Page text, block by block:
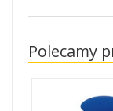
Polecamy